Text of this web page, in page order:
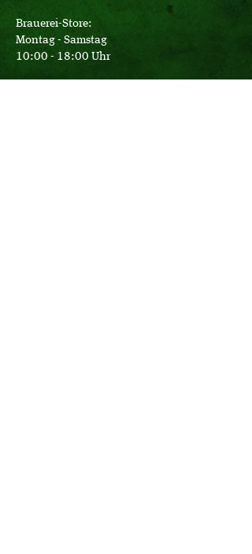
Brauerei-Store:
Montag - Samstag
10:00 - 18:00 Uhr